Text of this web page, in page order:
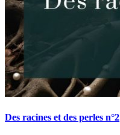
Des racines et des perles n°2